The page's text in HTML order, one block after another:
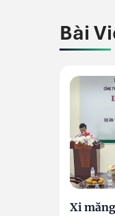
Bài
Xi